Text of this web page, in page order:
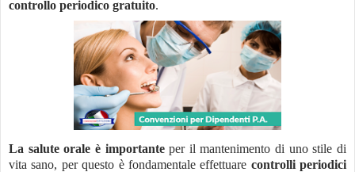
controllo periodico gratuito.
La salute orale è importanteper il mantenimento di uno stile di
vita sano, per questo è fondamentale effettuare controlli periodici